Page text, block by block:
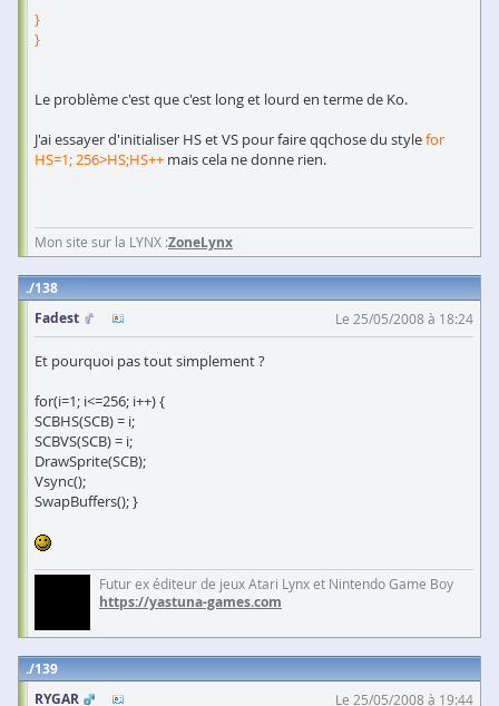
}
}
Le problème c'est que c'est long et lourd en terme de Ko.
J'ai essayer d'initialiser HS et VS pour faire qqchose du stylefor
HS=1; 256>HS;HS++ mais cela ne donne rien.
Mon site sur la LYNX :ZoneLynx
138
Fadest
Le 25/05/2008 à 18:24
Et pourquoi pas tout simplement ?
for(i=1; i<=256; i++) {
SCBHS(SCB) = i;
SCBVS(SCB) = i;
DrawSprite(SCB);
Vsync();
SwapBuffers(); }
Futur ex éditeur de jeux Atari Lynx et Nintendo Game Boy
https://yastuna-games.com
139
RYGAR
Le 25/05/2008 à 19:44